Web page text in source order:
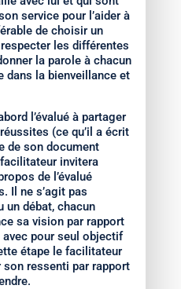
service pour l’aider à
de choisir un
les différentes
la parole à chacun
dans la bienveillance et
l’évalué à partager
(ce qu’il a écrit
de son document
invitera
de l’évalué
Il ne s’agit pas
un débat, chacun
sa vision par rapport
avec pour seul objectif
étape le facilitateur
son ressenti par rapport